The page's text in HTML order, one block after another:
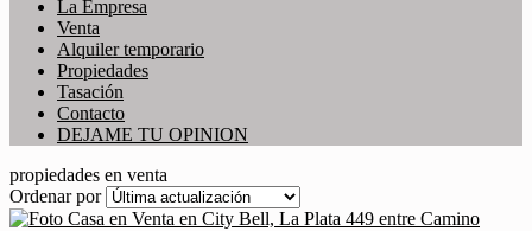
La Empresa
Venta
Alquiler temporario
Propiedades
Tasación
Contacto
DEJAME TU OPINION
propiedades en venta
Ordenar por